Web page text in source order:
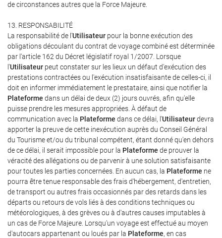
de circonstances autres que la Force Majeure.
13. RESPONSABILITÉ
La responsabilité de l'Utilisateur pour la bonne exécution des
obligations découlant du contrat de voyage combiné est déterminée
par l'article 162 du Décret législatif royal 1/2007. Lorsque
l'Utilisateur peut constater sur les lieux un défaut d'exécution des
prestations contractées ou l'exécution insatisfaisante de celles-ci, il
doit en informer immédiatement le prestataire, ainsi que notifier la
Plateforme dans un délai de deux (2) jours ouvrés, afin qu'elle
puisse prendre les mesures appropriées. À défaut de
communication avec la Plateforme dans ce délai, l'Utilisateurdevra
apporter la preuve de cette inexécution auprès du Conseil Général
du Tourisme et/ou du tribunal compétent, étant donné qu'en dehors
de ce délai, il serait impossible pour la Plateforme de prouver la
véracité des allégations ou de parvenir à une solution satisfaisante
pour toutes les parties concernées. En aucun cas, la Plateforme ne
pourra être tenue responsable des frais d'hébergement, d'entretien,
de transport ou autres frais occasionnés par des retards dans les
départs ou retours de vols liés à des conditions techniques ou
météorologiques, à des grèves ou à d'autres causes imputables à
un cas de Force Majeure. Lorsqu'un voyage est effectué au moyen
d'autocars appartenant ou loués par la Plateforme, en cas